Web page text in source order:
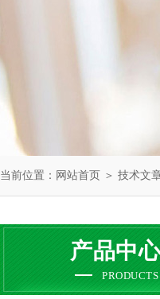
当前位置： 网站首页 ＞ 技术文
产品中心
PRODUCTS